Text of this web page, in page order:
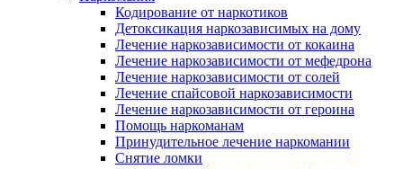
Кодирование от наркотиков
Детоксикация наркозависимых на дому
Лечение наркозависимости от кокаина
Лечение наркозависимости от мефедрона
Лечение наркозависимости от солей
Лечение спайсовой наркозависимости
Лечение наркозависимости от героина
Помощь наркоманам
Принудительное лечение наркомании
Снятие ломки